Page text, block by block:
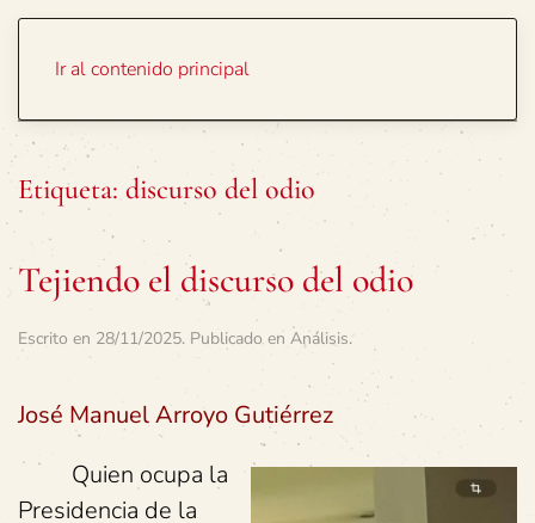
Ir al contenido principal
Etiqueta: discurso del odio
Tejiendo el discurso del odio
Escrito en 28/11/2025. Publicado en Análisis.
José Manuel Arroyo Gutiérrez
Quien ocupa la
Presidencia de la